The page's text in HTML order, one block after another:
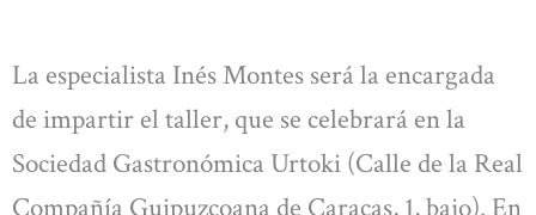
La especialista Inés Montes será la encargada
de impartir el taller, que se celebrará en la
Sociedad Gastronómica Urtoki (Calle de la Real